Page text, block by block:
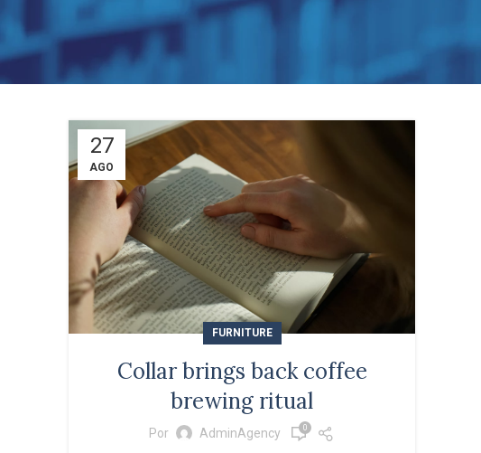
27
AGO
FURNITURE
Collar brings back coffee
brewing ritual
Por AdminAgency 0